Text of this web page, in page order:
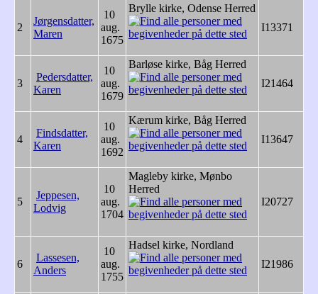
2
Jørgensdatter,
Maren
10
aug.
1675
Brylle kirke, Odense Herred
I13371
3
Pedersdatter,
Karen
10
aug.
1679
Barløse kirke, Båg Herred
I21464
4
Findsdatter,
Karen
10
aug.
1692
Kærum kirke, Båg Herred
I13647
5
Jeppesen,
Lodvig
10
aug.
1704
Magleby kirke, Mønbo
Herred
I20727
6
Lassesen,
Anders
10
aug.
1755
Hadsel kirke, Nordland
I21986